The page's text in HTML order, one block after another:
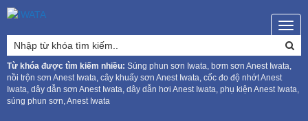
Từ khóa được tìm kiếm nhiều: Súng phun sơn Iwata, bơm sơn Anest Iwata,
nồi trộn sơn Anest Iwata, cây khuấy sơn Anest Iwata, cốc đo độ nhớt Anest
Iwata, dây dẫn sơn Anest Iwata, dây dẫn hơi Anest Iwata, phụ kiện Anest Iwata,
súng phun sơn, Anest Iwata